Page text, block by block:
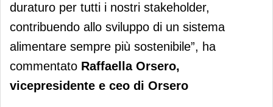
duraturo per tutti i nostri stakeholder,
contribuendo allo sviluppo di un sistema
alimentare sempre più sostenibile”, ha
commentato Raffaella Orsero,
vicepresidente e ceo di Orsero